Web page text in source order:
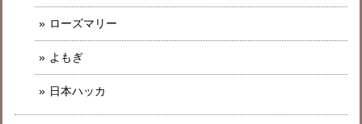
ローズマリー
よもぎ
日本ハッカ